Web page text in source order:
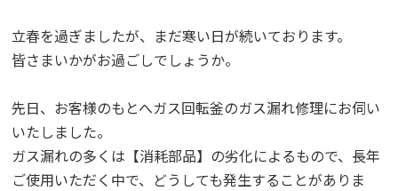
立春を過ぎましたが、まだ寒い日が続いております。
皆さまいかがお過ごしでしょうか。
先日、お客様のもとへガス回転釜のガス漏れ修理にお伺い
いたしました。
ガス漏れの多くは【消耗部品】の劣化によるもので、長年
ご使用いただく中で、どうしても発生することがありま